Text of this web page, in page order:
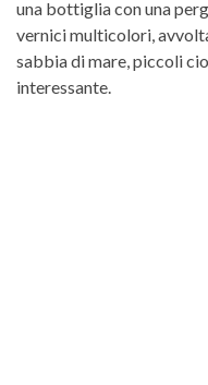
una bottiglia con una
vernici multicolori,
sabbia di mare, piccoli
interessante.